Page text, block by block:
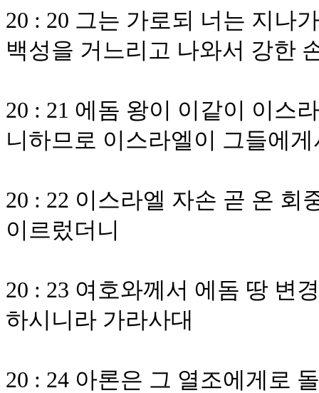
20 : 20 그는 가로되 너는 지나
백성을 거느리고 나와서 강한
20 : 21 에돔 왕이 이같이 이스
니하므로 이스라엘이 그들에
20 : 22 이스라엘 자손 곧 온 회
이르렀더니
20 : 23 여호와께서 에돔 땅 변
하시니라 가라사대
20 : 24 아론은 그 열조에게로